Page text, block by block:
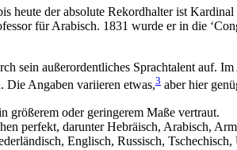
heute der absolute Rekordhalter ist
für Arabisch. 1831 wurde er in die ‘
sein außerordentliches Sprachtalent auf.
Die Angaben variieren etwas,3 aber hier
größerem oder geringerem Maße vertraut.
perfekt, darunter Hebräisch, Arabisch,
Englisch, Russisch,